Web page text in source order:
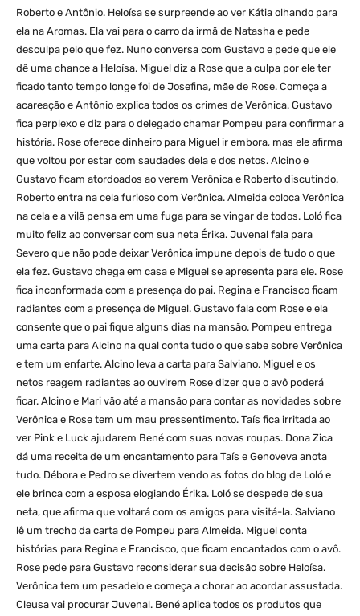
Roberto e Antônio. Heloísa se surpreende ao ver Kátia olhando para
ela na Aromas. Ela vai para o carro da irmã de Natasha e pede
desculpa pelo que fez. Nuno conversa com Gustavo e pede que ele
dê uma chance a Heloísa. Miguel diz a Rose que a culpa por ele ter
ficado tanto tempo longe foi de Josefina, mãe de Rose. Começa a
acareação e Antônio explica todos os crimes de Verônica. Gustavo
fica perplexo e diz para o delegado chamar Pompeu para confirmar a
história. Rose oferece dinheiro para Miguel ir embora, mas ele afirma
que voltou por estar com saudades dela e dos netos. Alcino e
Gustavo ficam atordoados ao verem Verônica e Roberto discutindo.
Roberto entra na cela furioso com Verônica. Almeida coloca Verônica
na cela e a vilã pensa em uma fuga para se vingar de todos. Loló fica
muito feliz ao conversar com sua neta Érika. Juvenal fala para
Severo que não pode deixar Verônica impune depois de tudo o que
ela fez. Gustavo chega em casa e Miguel se apresenta para ele. Rose
fica inconformada com a presença do pai. Regina e Francisco ficam
radiantes com a presença de Miguel. Gustavo fala com Rose e ela
consente que o pai fique alguns dias na mansão. Pompeu entrega
uma carta para Alcino na qual conta tudo o que sabe sobre Verônica
e tem um enfarte. Alcino leva a carta para Salviano. Miguel e os
netos reagem radiantes ao ouvirem Rose dizer que o avô poderá
ficar. Alcino e Mari vão até a mansão para contar as novidades sobre
Verônica e Rose tem um mau pressentimento. Taís fica irritada ao
ver Pink e Luck ajudarem Bené com suas novas roupas. Dona Zica
dá uma receita de um encantamento para Taís e Genoveva anota
tudo. Débora e Pedro se divertem vendo as fotos do blog de Loló e
ele brinca com a esposa elogiando Érika. Loló se despede de sua
neta, que afirma que voltará com os amigos para visitá-la. Salviano
lê um trecho da carta de Pompeu para Almeida. Miguel conta
histórias para Regina e Francisco, que ficam encantados com o avô.
Rose pede para Gustavo reconsiderar sua decisão sobre Heloísa.
Verônica tem um pesadelo e começa a chorar ao acordar assustada.
Cleusa vai procurar Juvenal. Bené aplica todos os produtos que